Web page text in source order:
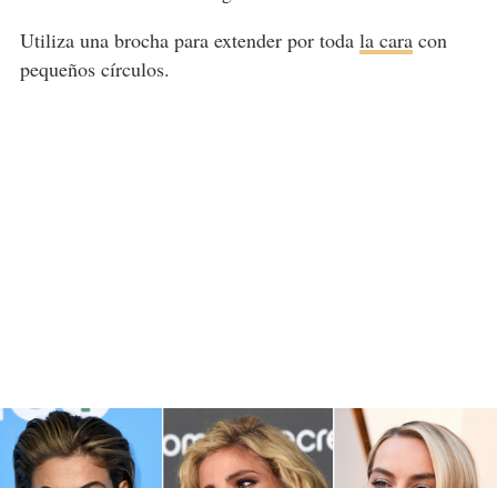
Utiliza una brocha para extender por toda la caracon
pequeños círculos.